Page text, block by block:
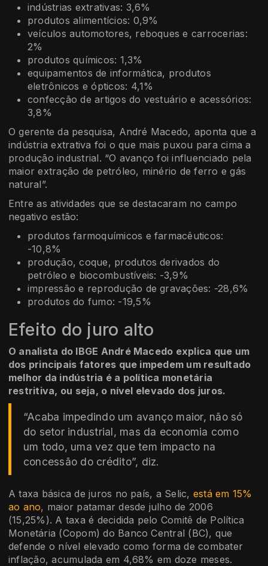
indústrias extrativas: 3,6%
produtos alimentícios: 0,9%
veículos automotores, reboques e carrocerias:
2%
produtos químicos: 1,3%
equipamentos de informática, produtos
eletrônicos e ópticos: 4,1%
confecção de artigos do vestuário e acessórios:
3,8%
O gerente da pesquisa, André Macedo, aponta que a
indústria extrativa foi o que mais puxou para cima a
produção industrial. “O avanço foi influenciado pela
maior extração de petróleo, minério de ferro e gás
natural”.
Entre as atividades que se destacaram no campo
negativo estão:
produtos farmoquímicos e farmacêuticos:
-10,8%
produção, coque, produtos derivados do
petróleo e biocombustíveis: -3,9%
impressão e reprodução de gravações: -28,6%
produtos do fumo: -19,5%
Efeito do juro alto
O analista do IBGE André Macedo explica que um
dos principais fatores que impedem um resultado
melhor da indústria é a política monetária
restritiva, ou seja, o nível elevado dos juros.
“Acaba impedindo um avanço maior, não só
do setor industrial, mas da economia como
um todo, uma vez que tem impacto na
concessão do crédito”, diz.
A taxa básica de juros no país, a Selic, está em 15%
ao ano, maior patamar desde julho de 2006
(15,25%). A taxa é decidida pelo Comitê de Política
Monetária (Copom) do Banco Central (BC), que
defende o nível elevado como forma de combater
inflação, acumulada em 4,68% em doze meses.